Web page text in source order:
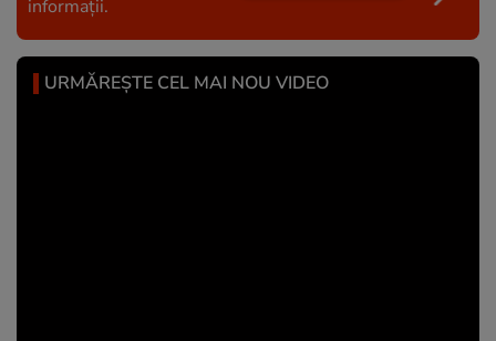
informații.
URMĂREȘTE CEL MAI NOU VIDEO